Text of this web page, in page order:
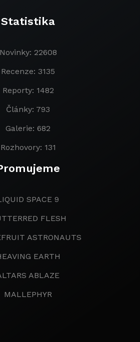
Statistika
Novinky: 22608
Recenze: 3135
Reporty: 1482
Články: 793
Galerie: 682
Rozhovory: 131
SPACE 9
FLESH
ASTRONAUTS
EARTH
ABLAZE
MALLEPHYR